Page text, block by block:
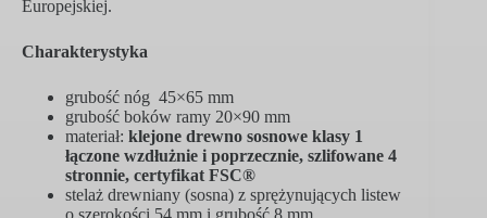
Europejskiej.
Charakterystyka
grubość nóg 45×65 mm
grubość boków ramy 20×90 mm
materiał: klejone drewno sosnowe klasy 1
łączone wzdłużnie i poprzecznie, szlifowane 4
stronnie, certyfikat FSC®
stelaż drewniany (sosna) z sprężynujących listew
o szerokości 54 mm i grubość 8 mm